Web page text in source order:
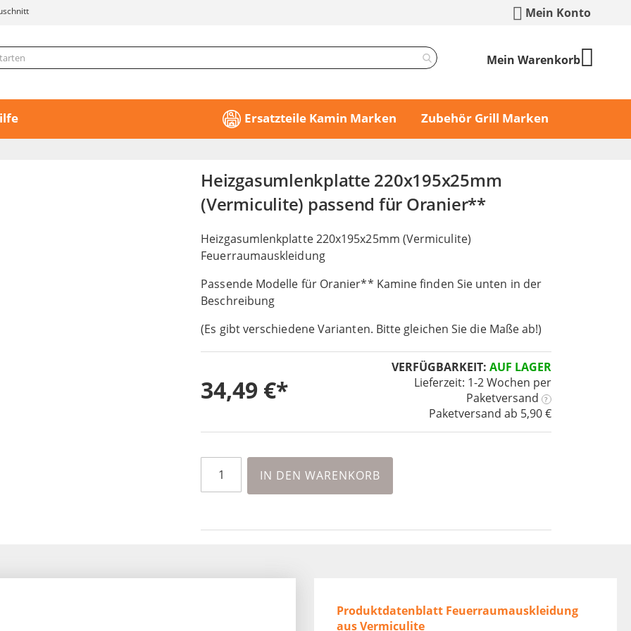
Mein Konto
Mein Warenkorb
Ersatzteile Kamin Marken Zubehör Grill Marken
Heizgasumlenkplatte 220x195x25mm
(Vermiculite) passend für Oranier**
Heizgasumlenkplatte 220x195x25mm (Vermiculite)
Feuerraumauskleidung
Passende Modelle für Oranier** Kamine finden Sie unten in der
Beschreibung
(Es gibt verschiedene Varianten. Bitte gleichen Sie die Maße ab!)
VERFÜGBARKEIT: AUF LAGER
Lieferzeit: 1-2 Wochen per
Paketversand
?
Paketversand ab 5,90 €
34,49 €
IN DEN WARENKORB
Produktdatenblatt Feuerraumauskleidung
aus Vermiculite